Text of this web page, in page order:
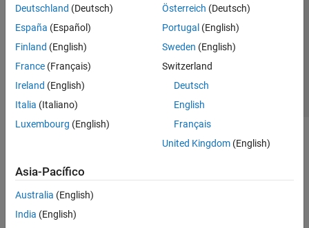
Deutschland (Deutsch)
España (Español)
Finland (English)
France (Français)
Ireland (English)
Italia (Italiano)
Luxembourg (English)
Österreich (Deutsch)
Portugal (English)
Sweden (English)
Switzerland
Deutsch
English
Français
United Kingdom(English)
Asia-Pacífico
Australia (English)
India (English)
Información de contacto
© 1994-2026 The MathWorks, Inc.